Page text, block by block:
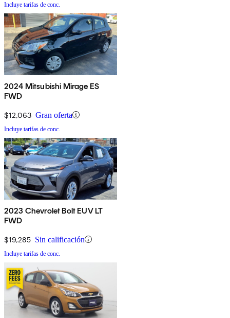
Incluye tarifas de conc.
2024 Mitsubishi Mirage ES
FWD
$12,063 Gran oferta
Incluye tarifas de conc.
2023 Chevrolet Bolt EUV LT
FWD
$19,285 Sin calificación
Incluye tarifas de conc.